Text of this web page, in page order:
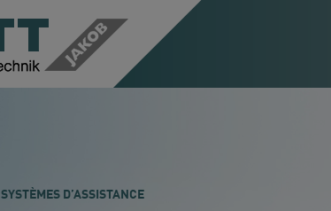
SYSTÈMES D’ASSISTANCE